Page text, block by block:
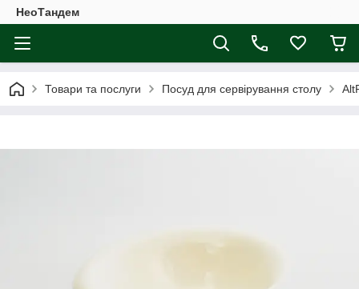
НеоТандем
Товари та послуги Посуд для сервірування столу